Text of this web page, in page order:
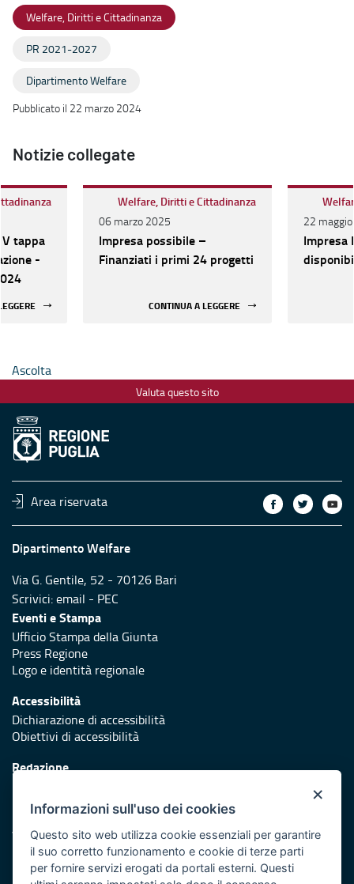
Welfare, Diritti e Cittadinanza
PR 2021-2027
Dipartimento Welfare
Pubblicato il 22 marzo 2024
Notizie collegate
tappa
-
Welfare, Diritti e Cittadinanza
06 marzo 2025
Impresa possibile –
Finanziati i primi 24 progetti
CONTINUA A LEGGERE
22
Impresa
Ascolta
Valuta questo sito
Area riservata
Dipartimento Welfare
Via G. Gentile, 52 - 70126 Bari
Scrivici:email - PEC
Eventi e Stampa
Ufficio Stampa della Giunta
Press Regione
Logo e identità regionale
Accessibilità
Dichiarazione di accessibilità
Obiettivi di accessibilità
Redazione
Protezione civile
Vai al sito di Protezione Civile Puglia
Iniziativa finanziata con risorse del POR Puglia 2014/2020 -
×
Informazioni sull'uso dei cookies
Questo sito web utilizza cookie essenziali per garantire
il suo corretto funzionamento e cookie di terze parti
per fornire servizi erogati da portali esterni. Questi